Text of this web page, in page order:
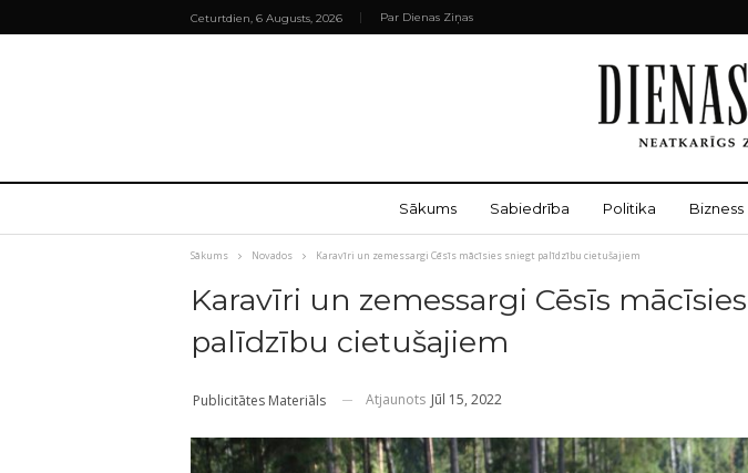
Ceturtdien, 6 Augusts, 2026 Par Dienas Ziņas
Sākums Sabiedrība Politika Bizness
Sākums Novados Karavīri un zemessargi Cēsīs mācīsies sniegt palīdzību cietušajiem
Karavīri un zemessargi Cēsīs
palīdzību cietušajiem
Publicitātes Materiāls Atjaunots Jūl 15, 2022